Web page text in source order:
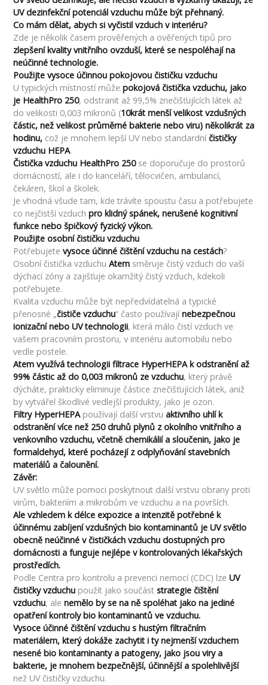
UV dezinfekční potenciál vzduchu může být přehnaný.
Co mám dělat, abych si vyčistil vzduch v interiéru?
Zde je několik časem prověřených a ověřených tipů pro
zlepšení kvality vnitřního ovzduší, které se nespoléhají na
neúčinné technologie.
Použijte vysoce účinnou pokojovou čističku vzduchu
U typických místností můžepokojová čistička vzduchu, jako
je HealthPro 250, odstranit až 99,5% znečišťujících látek až
do velikosti 0,003 mikronů (10krát menší velikost vzdušných
částic, než velikost průměrné bakterie nebo viru) několikrát za
hodinu, což je mnohem lepší UV nebo standardníčističky
vzduchu HEPA.
Čistička vzduchu HealthPro 250se doporučuje do prostorů
domácností, ale i do kanceláří, tělocvičen, ambulancí,
čekáren, škol a školek.
Je vhodná všude tam, kde trávíte spoustu času a potřebujete
co nejčistší vzduchpro klidný spánek, nerušené kognitivní
funkce nebo špičkový fyzický výkon.
Použijte osobní čističku vzduchu
Potřebujetevysoce účinné čištění vzduchu na cestách?
Osobní čistička vzduchuAtem směruje čistý vzduch do vaší
dýchací zóny a zajišťuje okamžitý čistý vzduch, kdekoli
potřebujete.
Kvalita vzduchu může být nepředvídatelná a typické
přenosné „čističe vzduchu“ často používajínebezpečnou
ionizační nebo UV technologii, která málo čistí vzduch ve
vašem pracovním prostoru, v interiéru automobilu nebo
vedle postele.
Atem využívá technologii filtrace HyperHEPA k odstranění až
99% částic až do 0,003 mikronů ze vzduchu, který právě
dýcháte, prakticky eliminuje částice znečišťujících látek, aniž
by vytvářel škodlivé vedlejší produkty, jako je ozon.
Filtry HyperHEPApoužívají další vrstvuaktivního uhlí k
odstranění více než 250 druhů plynů z okolního vnitřního a
venkovního vzduchu, včetně chemikálií a sloučenin, jako je
formaldehyd, které pocházejí z odplyňování stavebních
materiálů a čalounění.
Závěr:
UV světlo může pomoci poskytnout další vrstvu obrany proti
virům, bakteriím a mikrobům ve vzduchu a na površích.
Ale vzhledem k délce expozice a intenzitě potřebné k
účinnému zabíjení vzdušných bio kontaminantů je UV světlo
obecně neúčinné v čističkách vzduchu dostupných pro
domácnosti a funguje nejlépe v kontrolovaných lékařských
prostředích.
Podle Centra pro kontrolu a prevenci nemocí (CDC) lzeUV
čističky vzduchu použít jako součáststrategie čištění
vzduchu, alenemělo by se na ně spoléhat jako na jediné
opatření kontroly bio kontaminantů ve vzduchu.
Vysoce účinné čištění vzduchu s hustým filtračním
materiálem, který dokáže zachytit i ty nejmenší vzduchem
nesené bio kontaminanty a patogeny, jako jsou viry a
bakterie, je mnohem bezpečnější, účinnější a spolehlivější
než UV čističky vzduchu.